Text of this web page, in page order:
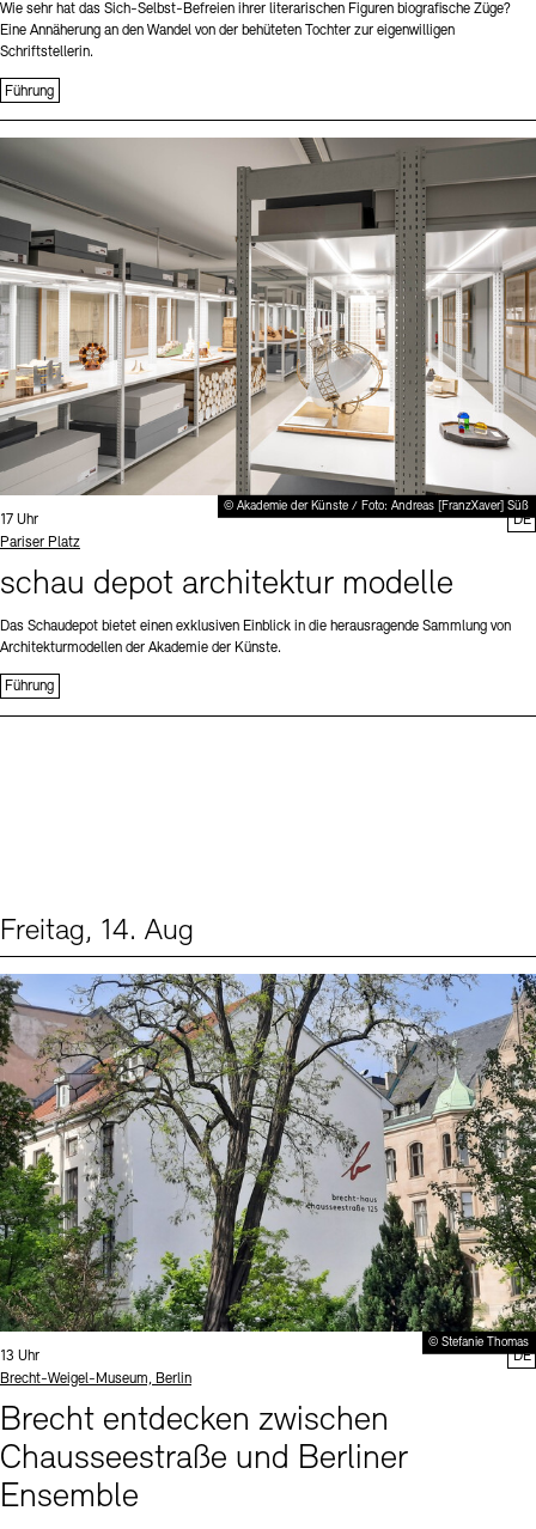
Wie sehr hat das Sich-Selbst-Befreien ihrer literarischen Figuren biografische Züge?
Eine Annäherung an den Wandel von der behüteten Tochter zur eigenwilligen
Schriftstellerin.
Führung
© Akademie der Künste / Foto: Andreas [FranzXaver] Süß
Uhrzeit:
17 Uhr
Standort
Pariser Platz
schau depot architektur modelle
Das Schaudepot bietet einen exklusiven Einblick in die herausragende Sammlung von
Architekturmodellen der Akademie der Künste.
Führung
DE
Freitag, 14. Aug
© Stefanie Thomas
Uhrzeit:
13 Uhr
Standort
Brecht-Weigel-Museum, Berlin
Brecht entdecken zwischen
Chausseestraße und Berliner
Ensemble
DE